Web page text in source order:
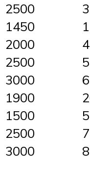
2500
1450
2000
2500
3000
1900
1500
2500
3000